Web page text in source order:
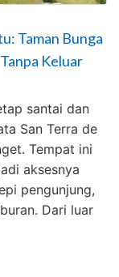
Taman Bunga
Keluar
santai dan
San Terra de
Tempat ini
aksesnya
pengunjung,
Dari luar